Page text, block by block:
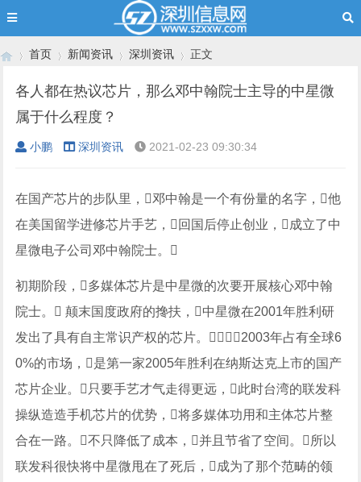
›
首页
›
新闻资讯 深圳资讯 正文
各人都在热议芯片，那么邓中翰院士主导的中星微
属于什么程度？
小鹏 深圳资讯 2021-02-23 09:30:34
在国产芯片的步队里，邓中翰是一个有份量的名字，他
在美国留学进修芯片手艺，回国后停止创业，成立了中
星微电子公司邓中翰院士。
初期阶段，多媒体芯片是中星微的次要开展核心邓中翰
院士。 颠末国度政府的搀扶，中星微在2001年胜利研
发出了具有自主常识产权的芯片。，2003年占有全球6
0%的市场，是第一家2005年胜利在纳斯达克上市的国产
芯片企业。只要手艺才气走得更远，此时台湾的联发科
操纵造造手机芯片的优势，将多媒体功用和主体芯片整
合在一路。不只降低了成本，并且节省了空间。所以
联发科很快将中星微甩在了死后，成为了那个范畴的领